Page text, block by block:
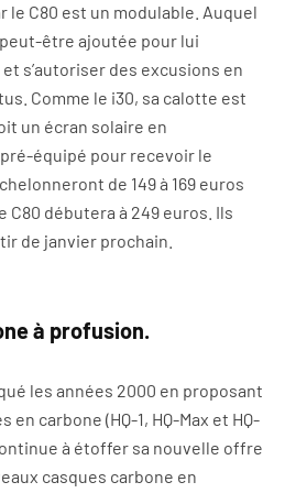
le C80 est un modulable. Auquel
être ajoutée pour lui
s’autoriser des excusions en
Comme le i30, sa calotte est
un écran solaire en
équipé pour recevoir le
de 149 à 169 euros
C80 débutera à 249 euros. Ils
de janvier prochain.
à profusion.
les années 2000 en proposant
carbone (HQ-1, HQ-Max et HQ-
à étoffer sa nouvelle offre
casques carbone en